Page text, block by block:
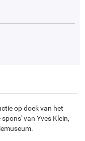
op doek van het
van Yves Klein,